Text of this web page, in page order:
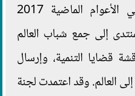
المنتدى عبر ثلاثة نسخ في الأعوام الماضية 2017
المنتدى إلى جمع شباب العالم
قضايا التنمية، وإرسال
العالم. وقد اعتمدت لجنة